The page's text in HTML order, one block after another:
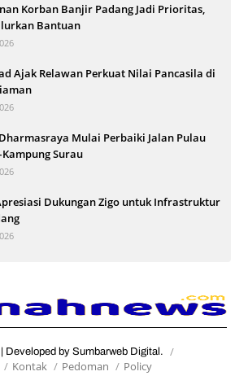
Korban Banjir Padang Jadi Prioritas,
Bantuan
Ajak Relawan Perkuat Nilai Pancasila di
Mulai Perbaiki Jalan Pulau
Surau
Dukungan Zigo untuk Infrastruktur
Developed by Sumbarweb Digital.
Kontak Pedoman Policy